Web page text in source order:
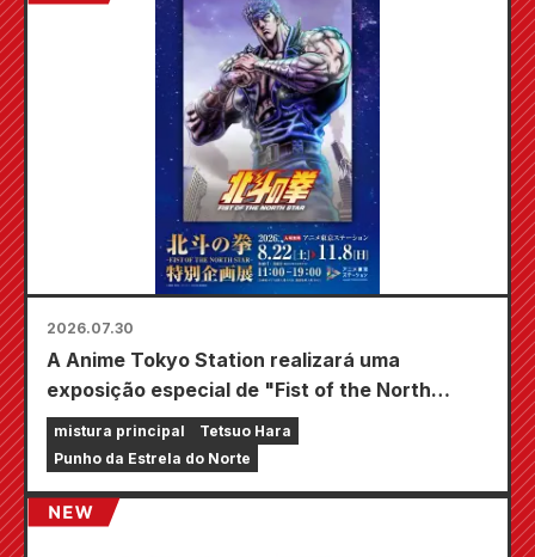
cartão especialmente desenhado (4 tipos no
2026.07.30
A Anime Tokyo Station realizará uma
exposição especial de "Fist of the North
Star"!!
mistura principal
Tetsuo Hara
Punho da Estrela do Norte